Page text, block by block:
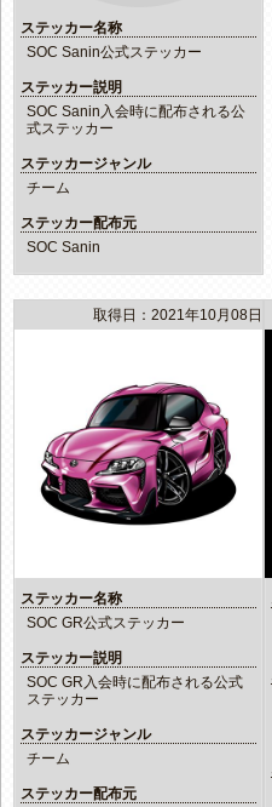
ステッカー名称
SOC Sanin公式ステッカー
ステッカー説明
SOC Sanin入会時に配布される公
式ステッカー
ステッカージャンル
チーム
ステッカー配布元
SOC Sanin
取得日：2021年10月08日
ステッカー名称
SOC GR公式ステッカー
ステッカー説明
SOC GR入会時に配布される公式
ステッカー
ステッカージャンル
チーム
ステッカー配布元